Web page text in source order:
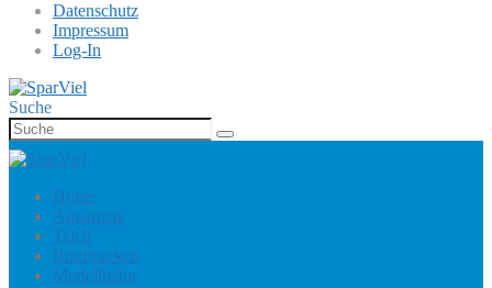
Datenschutz
Impressum
Log-In
Suche
Home
Aquaristik
Teich
Briefmarken
Modellbahn